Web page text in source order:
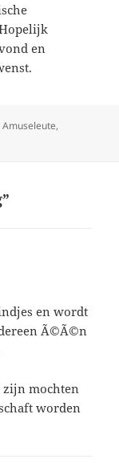
en
Tags
Amuseleute,
en wordt
Ã©Ã©n
mochten
worden